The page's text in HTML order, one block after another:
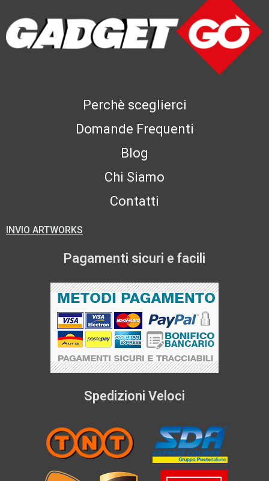
Perchè sceglierci
Domande Frequenti
Blog
Chi Siamo
Contatti
INVIO ARTWORKS
Pagamenti sicuri e facili
Spedizioni Veloci